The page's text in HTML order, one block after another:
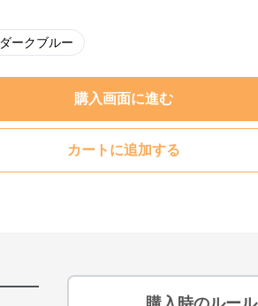
ダークブルー
購入画面に進む
カートに追加する